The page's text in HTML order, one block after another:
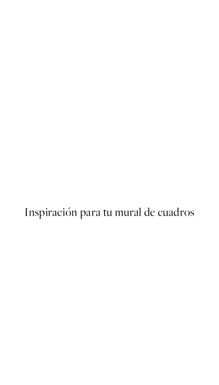
Inspiración para tu mural de cuadros